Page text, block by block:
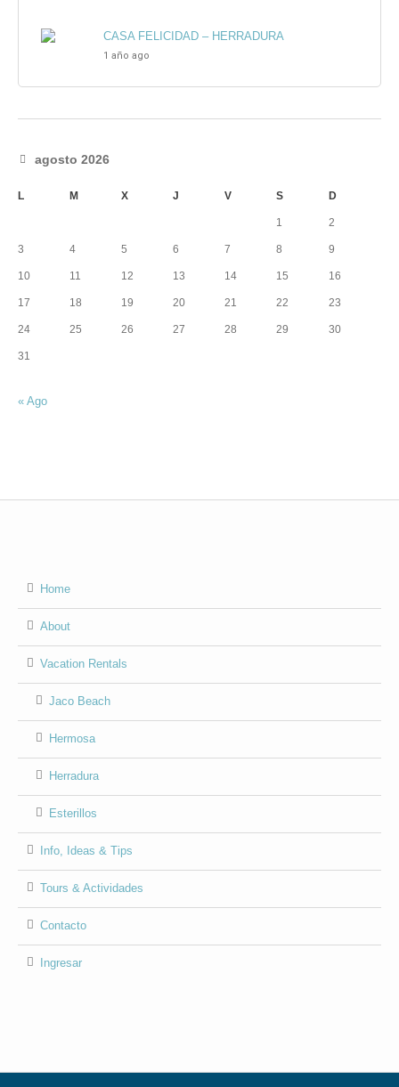
CASA FELICIDAD – HERRADURA
1 año ago
agosto 2026
L M X J V S D
1 2
3 4 5 6 7 8 9
10 11 12 13 14 15 16
17 18 19 20 21 22 23
24 25 26 27 28 29 30
31
« Ago
Home
About
Vacation Rentals
Jaco Beach
Hermosa
Herradura
Esterillos
Info, Ideas & Tips
Tours & Actividades
Contacto
Ingresar